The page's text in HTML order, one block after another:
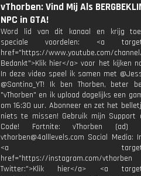
vThorben: Vind Mij Als
NPC in GTA!
Word lid van dit kanaal en krijg
speciale voordelen: <a
href="https://www.youtube.com/channel/
Bedankt">Klik hier</a> voor het kijken
In deze video speel ik samen met
@Santino_YT! Ik ben Thorben, beter
"vThorben" en ik upload dagelijks een
om 16:30 uur. Abonneer en zet het
niets te missen! Gebruik mijn Support
Code! Fortnite: vThorben (ad)
vthorben@4alllevels.com Social Media:
<a
href="https://instagram.com/vthorben
Twitter:">Klik hier</a> <a